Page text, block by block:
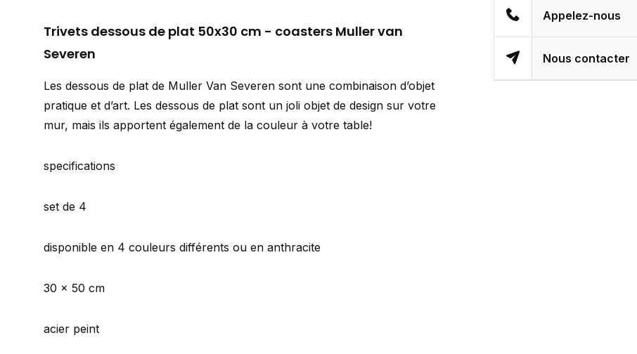
Trivets dessous de plat 50x30 cm - coasters Muller van
Severen
Les dessous de plat de Muller Van Severen sont une combinaison d’objet
pratique et d’art. Les dessous de plat sont un joli objet de design sur votre
mur, mais ils apportent également de la couleur à votre table!
specifications
set de 4
disponible en 4 couleurs différents ou en anthracite
30 x 50 cm
acier peint
Appelez-nous
Nous contacter